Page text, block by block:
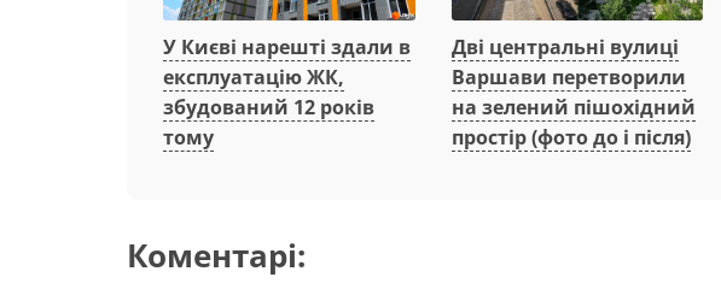
У Києві нарешті здали в
експлуатацію ЖК,
збудований 12 років
тому
Дві центральні вулиці
Варшави перетворили
на зелений пішохідний
простір (фото до і після)
Коментарі: